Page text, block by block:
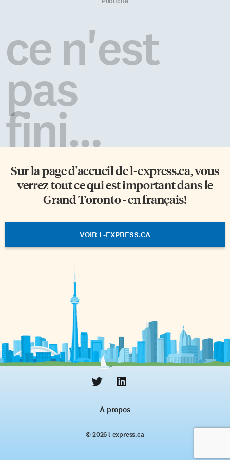
communauté. Afin de combler
ce manque, l’Entité 3 de
planification des services de
rapprochée de Bennett Village,
à l’IRCC (Immigration, Réfugiés
et Citoyenneté Canada) en
décembre 2018. Toutes les
ce n'est
pas
fini...
Sur la page d'accueil del-express.ca, vous
verrez tout ce qui est important dans le
Grand Toronto - en français!
VOIR L-EXPRESS.CA
À propos
© 2026 l‑express.ca